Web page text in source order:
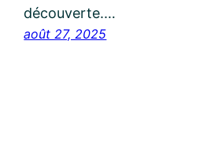
découverte.…
août 27, 2025